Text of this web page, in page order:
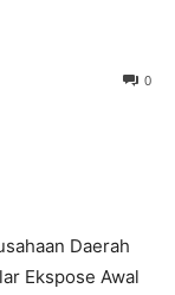
0
Daerah
Ekspose Awal